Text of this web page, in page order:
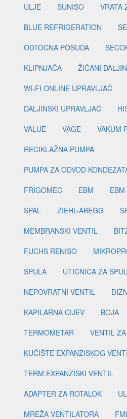
ULJE
SUNISO
VRATA
BLUE REFRIGERATION
ODTOČNA POSUDA
KLIPNJAČA
ŽIČANI
WI-FI ONLINE UPRAVLJAČ
DALJINSKI UPRAVLJAČ
VALUE
VAGE
VAKUM
RECIKLAŽNA PUMPA
PUMPA ZA ODVOD
FRIGOMEC
EBM EBM
SPAL
ZIEHL-ABEGG
MEMBRANSKI VENTIL
FUCHS RENISO
ŠPULA
UTIČNICA ZA
NEPOVRATNI VENTIL
KAPILARNA CIJEV
BOJA
TERMOMETAR
VENTIL
KUĆIŠTE EXPANZISKOG
TERM.EXPANZISKI VENTIL
ADAPTER ZA ROTALOK
MREŽA VENTILATORA
FMI